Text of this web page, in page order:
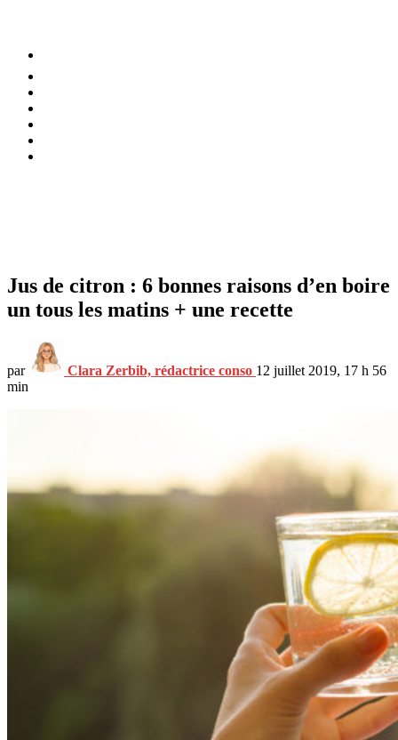
Jus de citron : 6 bonnes raisons d’en boire
un tous les matins + une recette
par Clara Zerbib, rédactrice conso 12 juillet 2019, 17 h 56
min